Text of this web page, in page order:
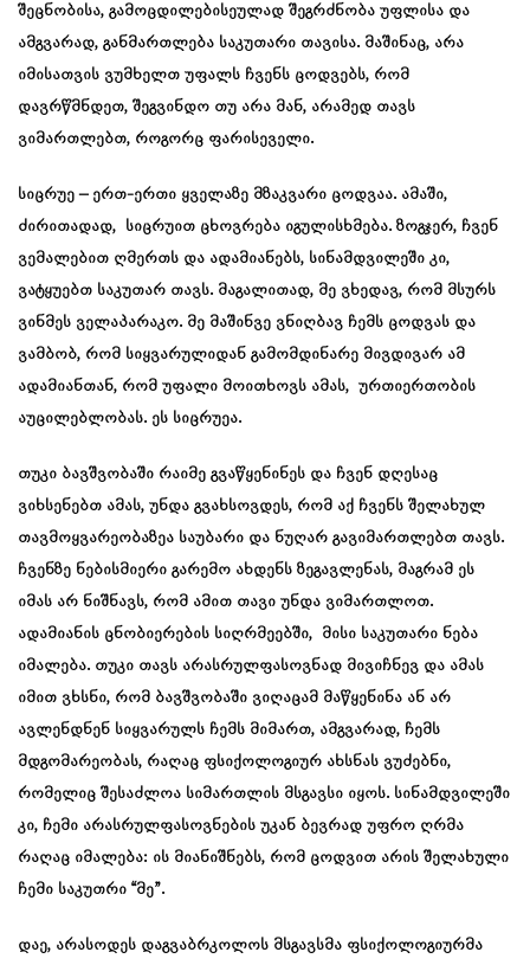
შეცნობისა, გამოცდილებისეულად შეგრძნობა უფლისა და
ამგვარად, განმართლება საკუთარი თავისა. მაშინაც, არა
იმისათვის ვუმხელთ უფალს ჩვენს ცოდვებს, რომ
დავრწმნდეთ, შეგვინდო თუ არა მან, არამედ თავს
ვიმართლებთ, როგორც ფარისეველი.
სიცრუე – ერთ-ერთი ყველაზე მზაკვარი ცოდვაა. ამაში,
ძირითადად, სიცრუით ცხოვრება იგულისხმება. ზოგჯერ, ჩვენ
ვემალებით ღმერთს და ადამიანებს, სინამდვილეში კი,
ვატყუებთ საკუთარ თავს. მაგალითად, მე ვხედავ, რომ მსურს
ვინმეს ველაპარაკო. მე მაშინვე ვნიღბავ ჩემს ცოდვას და
ვამბობ, რომ სიყვარულიდან გამომდინარე მივდივარ ამ
ადამიანთან, რომ უფალი მოითხოვს ამას, ურთიერთობის
აუცილებლობას. ეს სიცრუეა.
თუკი ბავშვობაში რაიმე გვაწყენინეს და ჩვენ დღესაც
ვიხსენებთ ამას, უნდა გვახსოვდეს, რომ აქ ჩვენს შელახულ
თავმოყვარეობაზეა საუბარი და ნუღარ გავიმართლებთ თავს.
ჩვენზე ნებისმიერი გარემო ახდენს ზეგავლენას, მაგრამ ეს
იმას არ ნიშნავს, რომ ამით თავი უნდა ვიმართლოთ.
ადამიანის ცნობიერების სიღრმეებში, მისი საკუთარი ნება
იმალება. თუკი თავს არასრულფასოვნად მივიჩნევ და ამას
იმით ვხსნი, რომ ბავშვობაში ვიღაცამ მაწყენინა ან არ
ავლენდნენ სიყვარულს ჩემს მიმართ, ამგვარად, ჩემს
მდგომარეობას, რაღაც ფსიქოლოგიურ ახსნას ვუძებნი,
რომელიც შესაძლოა სიმართლის მსგავსი იყოს. სინამდვილეში
კი, ჩემი არასრულფასოვნების უკან ბევრად უფრო ღრმა
რაღაც იმალება: ის მიანიშნებს, რომ ცოდვით არის შელახული
ჩემი საკუთრი “მე”.
დაე, არასოდეს დაგვაბრკოლოს მსგავსმა ფსიქოლოგიურმა